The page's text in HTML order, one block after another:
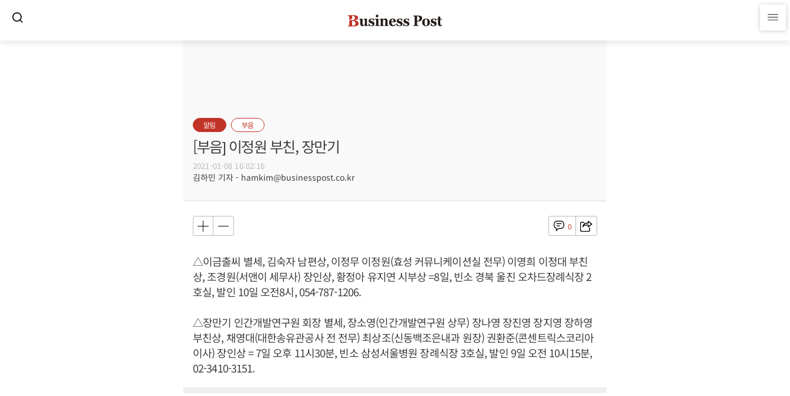
알림 부음
[부음] 이정원 부친, 장만기
2021-01-08 16:02:16
김하민 기자 - hamkim@businesspost.co.kr
0
△이금출씨 별세, 김숙자 남편상, 이정무 이정원(효성 커뮤니케이션실 전무) 이영희 이정대 부친
상, 조경원(서앤이 세무사) 장인상, 황정아 유지연 시부상 =8일, 빈소 경북 울진 오차드장례식장 2
호실, 발인 10일 오전8시, 054-787-1206.
△장만기 인간개발연구원 회장 별세, 장소영(인간개발연구원 상무) 장나영 장진영 장지영 장하영
부친상, 채영대(대한송유관공사 전 전무) 최상조(신동백조은내과 원장) 권환준(콘센트릭스코리아
이사) 장인상 = 7일 오후 11시30분, 빈소 삼성서울병원 장례식장 3호실, 발인 9일 오전 10시15분,
02-3410-3151.